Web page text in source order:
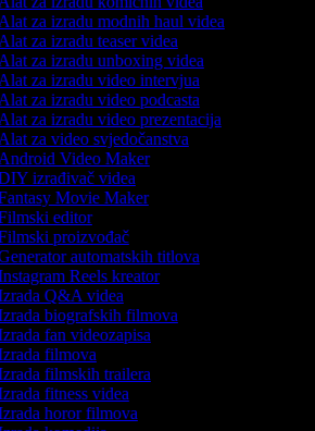
za izradu modnih haul videa
za izradu teaser videa
za izradu unboxing videa
za izradu video intervjua
za izradu video podcasta
za izradu video prezentacija
za video svjedočanstva
Video Maker
izrađivač videa
Movie Maker
editor
proizvođač
automatskih titlova
Reels kreator
Q&A videa
biografskih filmova
fan videozapisa
filmova
filmskih trailera
fitness videa
horor filmova